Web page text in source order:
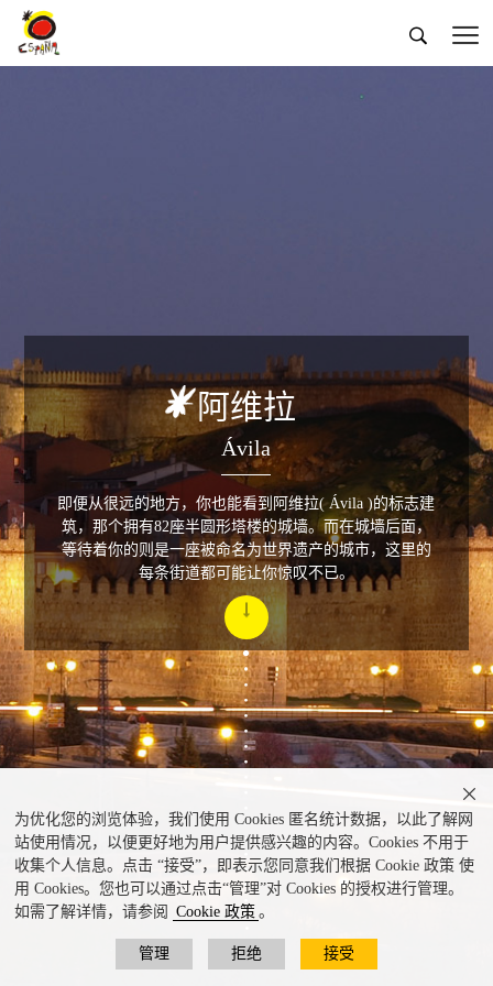
 
为优化您的浏览体验，我们使用 Cookies 匿名统计数据，以此了解网
站使用情况，以便更好地为用户提供感兴趣的内容。Cookies 不用于
收集个人信息。点击 “接受”，即表示您同意我们根据 Cookie 政策 使
用 Cookies。您也可以通过点击“管理”对 Cookies 的授权进行管理。
如需了解详情，请参阅
Cookie 政策 。
管理 拒绝 接受

阿维拉
Ávila
即便从很远的地方，你也能看到阿维拉( Ávila )的标志建
筑，那个拥有82座半圆形塔楼的城墙。而在城墙后面，
等待着你的则是一座被命名为世界遗产的城市，这里的
每条街道都可能让你惊叹不已。